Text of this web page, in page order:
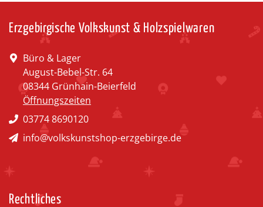
Erzgebirgische Volkskunst & Holzspielwaren
Büro & Lager
August-Bebel-Str. 64
08344 Grünhain-Beierfeld
Öffnungszeiten
03774 8690120
info@volkskunstshop-erzgebirge.de
Rechtliches